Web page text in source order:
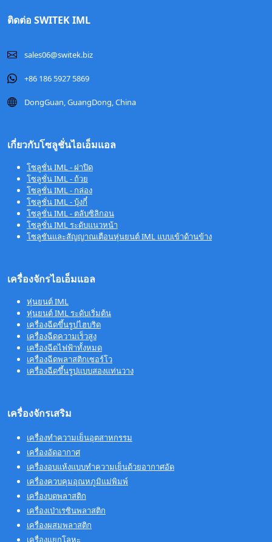
ติดต่อ SWITEK IML
sales06@switek.biz
+86 186 5927 5869
DongGuan, GuangDong, China
เกี่ยวกับโซลูชั่นไอเอ็มแอล
โซลูชั่น IML - ฝาปิด
โซลูชั่น IML - ถ้วย
โซลูชั่น IML - กล่อง
โซลูชั่น IML - บุ้งกี๋
โซลูชั่น IML - ตลับซิลิกอน
โซลูชั่น IML ระดับแนวหน้า
โซลูชันและสัญญาณเตือนหุ่นยนต์ IML แบบเข้าด้านข้าง
เครื่องจักรไอเอ็มแอล
หุ่นยนต์ IML
หุ่นยนต์ IML ระดับเริ่มต้น
เครื่องฉีดขึ้นรูปไฮบริด
เครื่องฉีดความเร็วสูง
เครื่องฉีดไฟฟ้าทั้งหมด
เครื่องฉีดพลาสติกเซอร์โว
เครื่องฉีดขึ้นรูปแบบสองแท่นวาง
เครื่องจักรเสริม
เครื่องทำความเย็นอุตสาหกรรม
เครื่องอัดอากาศ
เครื่องอบแห้งแบบทำความเย็นด้วยอากาศอัด
เครื่องควบคุมอุณหภูมิแม่พิมพ์
เครื่องบดพลาสติก
เครื่องเป่าเรซินพลาสติก
เครื่องผสมพลาสติก
เครื่องแยกโลหะ